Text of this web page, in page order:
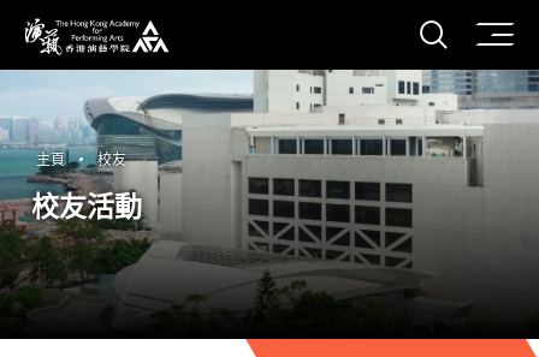
香港演藝學院
打開
主頁 校友
校友活動